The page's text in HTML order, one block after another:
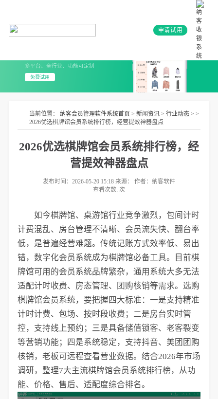
申请试用
多平台、全行业、功能可定制
免费试用
当前位置： 纳客会员管理软件系统首页> 新闻资讯> 行业动态> >
2026优选棋牌馆会员系统排行榜，经营提效神器盘点
2026优选棋牌馆会员系统排行榜，经
营提效神器盘点
发布时间：2026-05-20 15:18 来源： 作者：纳客软件
查看次数: 次
如今棋牌馆、桌游馆行业竞争激烈，包间计时
计费混乱、房台管理不清晰、会员流失快、翻台率
低，是普遍经营难题。传统记账方式效率低、易出
错，数字化会员系统成为棋牌馆必备工具。目前棋
牌馆可用的会员系统品牌繁杂，通用系统大多无法
适配计时收费、房态管理、团购核销等需求。选购
棋牌馆会员系统，要把握四大标准：一是支持精准
计时计费、包场、按时段收费；二是房台实时管
控，支持线上预约；三是具备储值锁客、老客裂变
等营销功能；四是系统稳定，支持抖音、美团团购
核销，老板可远程查看营业数据。结合2026年市场
调研，整理7大主流棋牌馆会员系统排行榜，从功
能、价格、售后、适配度综合排名。